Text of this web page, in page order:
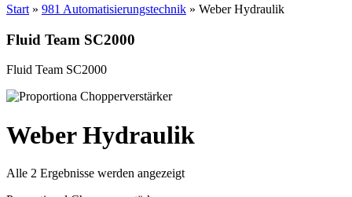
Start » 981 Automatisierungstechnik » Weber Hydraulik
Fluid Team SC2000
Fluid Team SC2000
Weber Hydraulik
Alle 2 Ergebnisse werden angezeigtNach